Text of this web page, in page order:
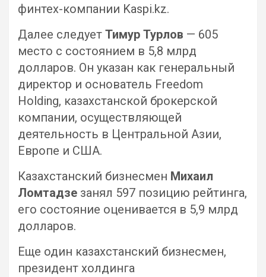
финтех-компании Kaspi.kz.
Далее следует Тимур Турлов — 605
место с состоянием в 5,8 млрд
долларов. Он указан как генеральный
директор и основатель Freedom
Holding, казахстанской брокерской
компании, осуществляющей
деятельность в Центральной Азии,
Европе и США.
Казахстанский бизнесмен Михаил
Ломтадзе занял 597 позицию рейтинга,
его состояние оценивается в 5,9 млрд
долларов.
Еще один казахстанский бизнесмен,
президент холдинга